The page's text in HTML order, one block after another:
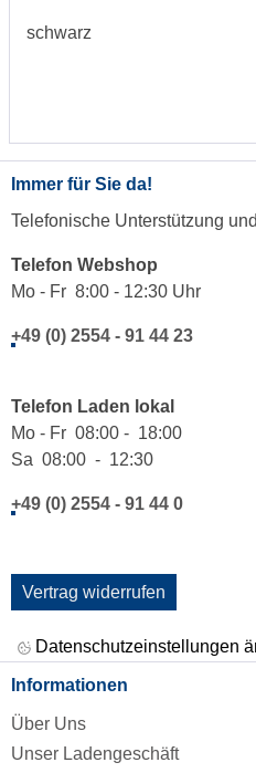
schwarz
Immer für Sie da!
Telefonische Unterstützung
Telefon Webshop
Mo - Fr 8:00 - 12:30 Uhr
+49 (0) 2554 - 91 44 23
Telefon Laden lokal
Mo - Fr 08:00 - 18:00
Sa 08:00 - 12:30
+49 (0) 2554 - 91 44 0
Vertrag widerrufen
Datenschutzeinstellungen
Informationen
Über Uns
Unser Ladengeschäft